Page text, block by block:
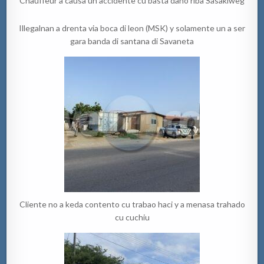
Illegalnan a drenta via boca di leon (MSK) y solamente un a ser
gara banda di santana di Savaneta
Cliente no a keda contento cu trabao haci y a menasa trahado
cu cuchiu